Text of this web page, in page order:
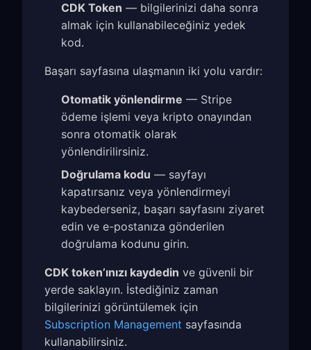
CDK Token — bilgilerinizi daha sonra
almak için kullanabileceğiniz yedek
kod.
Başarı sayfasına ulaşmanın iki yolu vardır:
Otomatik yönlendirme — Stripe
ödeme işlemi veya kripto onayından
sonra otomatik olarak
yönlendirilirsiniz.
Doğrulama kodu — sayfayı
kapatırsanız veya yönlendirmeyi
kaybederseniz, başarı sayfasını ziyaret
edin ve e-postanıza gönderilen
doğrulama kodunu girin.
CDK token’ınızı kaydedin ve güvenli bir
yerde saklayın. İstediğiniz zaman
bilgilerinizi görüntülemek için
Subscription Management sayfasında
kullanabilirsiniz.